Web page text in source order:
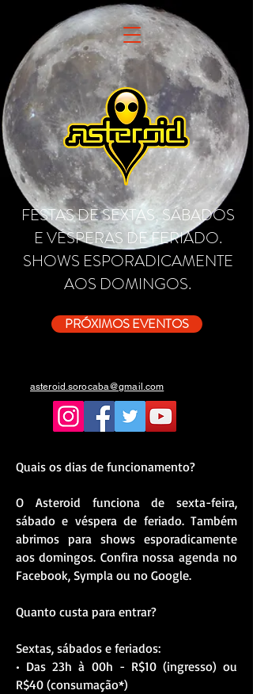
FESTAS DE SEXTAS, SÁBADOS
E VÉSPERAS DE FERIADO.
SHOWS ESPORADICAMENTE
AOS DOMINGOS.
PRÓXIMOS EVENTOS
asteroid.sorocaba@gmail.com
Quais os dias de funcionamento?
O Asteroid funciona de sexta-feira,
sábado e véspera de feriado. Também
abrimos para shows esporadicamente
aos domingos. Confira nossa agenda no
Facebook, Sympla ou no Google.
Quanto custa para entrar?
Sextas, sábados e feriados:
• Das 23h à 00h - R$10 (ingresso) ou
R$40 (consumação*)